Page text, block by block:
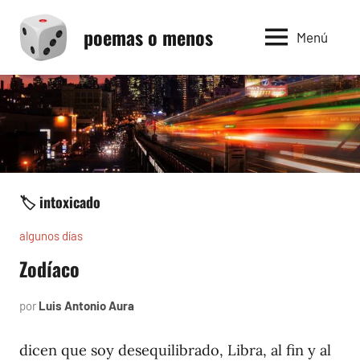
contenido
poemas o menos Menú
🏷️ intoxicado
algunos días
Zodíaco
por Luis Antonio Aura
1997
dicen que soy desequilibrado, Libra, al fin y al